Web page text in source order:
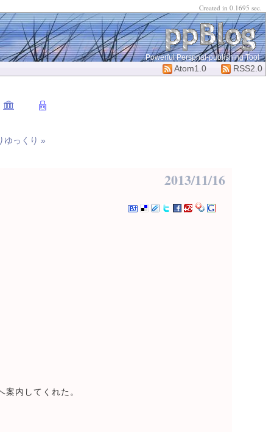
Powerful Perspnal-publishing Tool
RSS2.0
Atom1.0
ゆっくり »
2013/11/16
内してくれた。
Created in 0.1695 sec.